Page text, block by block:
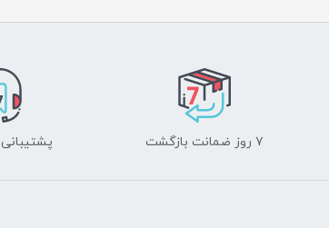
۷ روز ضمانت بازگشت پشتیبانی ۲۴ ساعته